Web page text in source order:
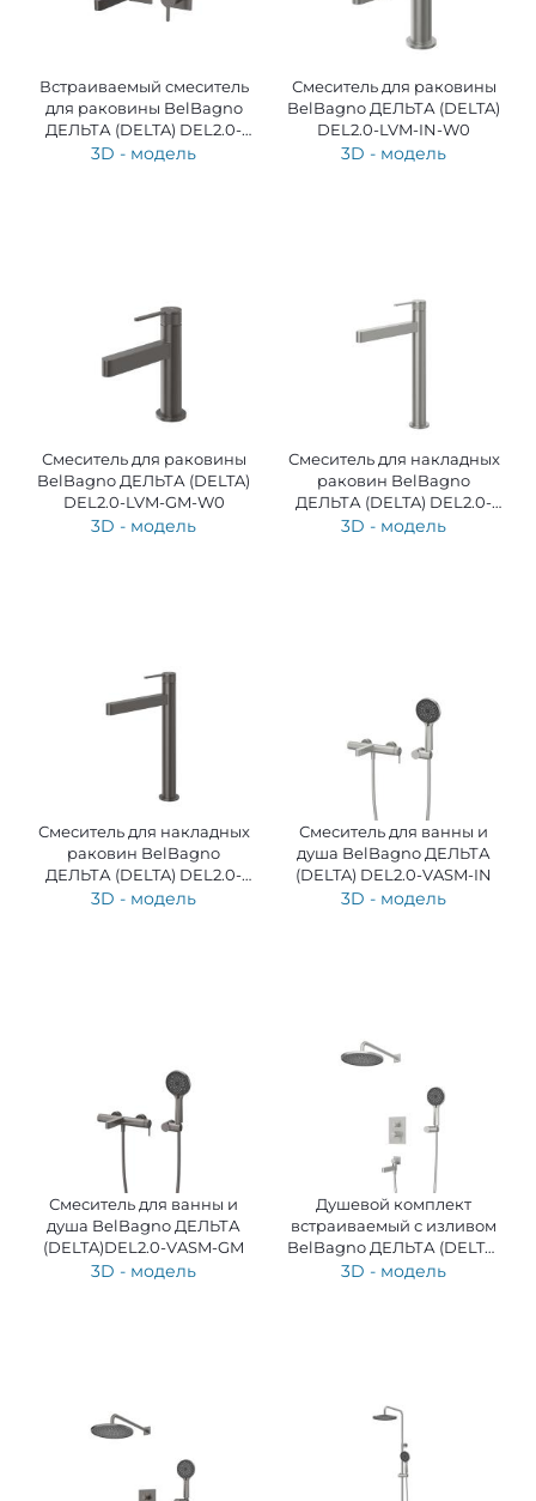
Встраиваемый смеситель
для раковины BelBagno
ДЕЛЬТА (DELTA) DEL2.0-
BLVM-GM-W0
3D - модель
Смеситель для раковины
BelBagno ДЕЛЬТА (DELTA)
DEL2.0-LVM-IN-W0
3D - модель
Смеситель для раковины
BelBagno ДЕЛЬТА (DELTA)
DEL2.0-LVM-GM-W0
3D - модель
Смеситель для накладных
раковин BelBagno
ДЕЛЬТА (DELTA) DEL2.0-
LMC-IN-W0
3D - модель
Смеситель для накладных
раковин BelBagno
ДЕЛЬТА (DELTA) DEL2.0-
LMC-GM-W0
3D - модель
Смеситель для ванны и
душа BelBagno ДЕЛЬТА
(DELTA) DEL2.0-VASM-IN
3D - модель
Смеситель для ванны и
душа BelBagno ДЕЛЬТА
(DELTA)DEL2.0-VASM-GM
3D - модель
Душевой комплект
встраиваемый с изливом
BelBagno ДЕЛЬТА (DELTA)
DEL2.0-VDSET-IN
3D - модель